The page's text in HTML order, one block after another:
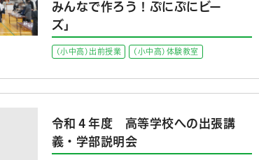
みんなで作ろう！ぷにぷにビー
ズ」
(小中高)出前授業 (小中高)体験教室
令和４年度 高等学校への出張講
義・学部説明会